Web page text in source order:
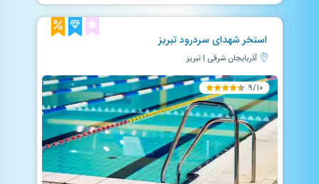
استخر شهدای سردرود تبریز
آذربایجان شرقی | تبریز
۹/۱۰